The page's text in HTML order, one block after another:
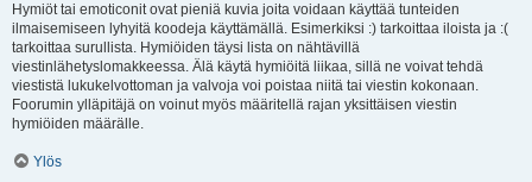
Hymiöt tai emoticonit ovat pieniä kuvia joita voidaan käyttää tunteiden
ilmaisemiseen lyhyitä koodeja käyttämällä. Esimerkiksi :) tarkoittaa iloista ja :(
tarkoittaa surullista. Hymiöiden täysi lista on nähtävillä
viestinlähetyslomakkeessa. Älä käytä hymiöitä liikaa, sillä ne voivat tehdä
viestistä lukukelvottoman ja valvoja voi poistaa niitä tai viestin kokonaan.
Foorumin ylläpitäjä on voinut myös määritellä rajan yksittäisen viestin
hymiöiden määrälle.
Ylös